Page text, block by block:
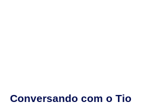
Conversando com o Tio